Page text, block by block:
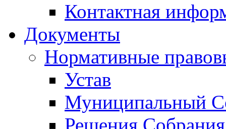
Контактная
Документы
Нормативные
Устав
Муниципальный